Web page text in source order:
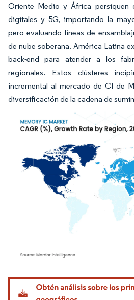
Oriente Medio y África persiguen
digitales y 5G, importando la
pero evaluando líneas de
de nube soberana. América Latina
back-end para atender a los
regionales. Estos clústeres
incremental al mercado de CI de
diversificación de la cadena de
Imagen © Mordor Intelligence. El uso